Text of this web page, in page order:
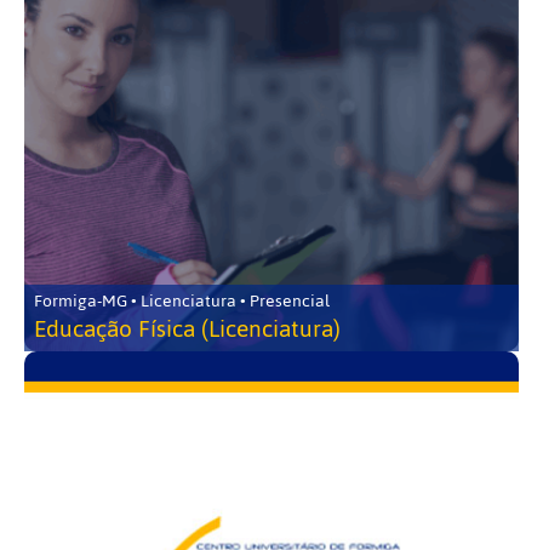
Formiga-MG • Licenciatura • Presencial
Educação Física (Licenciatura)